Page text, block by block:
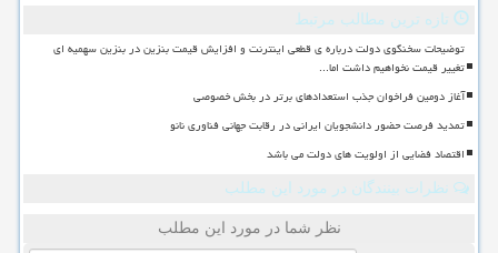
تازه ترین مطالب مرتبط
توضیحات سخنگوی دولت درباره ی قطعی اینترنت و افزایش قیمت بنزین در بنزین سهمیه ای
تغییر قیمت نخواهیم داشت اما...
آغاز دومین فراخوان جذب استعدادهای برتر در بخش خصوصی
تمدید فرصت حضور دانشجویان ایرانی در رقابت جهانی فناوری نانو
اقتصاد فضایی از اولویت های دولت می باشد
نظرات بینندگان در مورد این مطلب
نظر شما در مورد این مطلب